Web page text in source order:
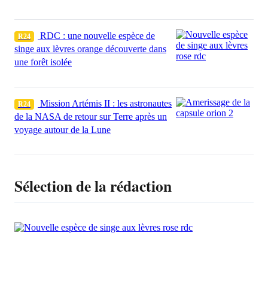
R24
RDC : une nouvelle espèce de
singe aux lèvres orange découverte dans
une forêt isolée
R24
Mission Artémis II : les astronautes
de la NASA de retour sur Terre après un
voyage autour de la Lune
Sélection de la rédaction